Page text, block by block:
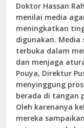
Doktor Hassan
menilai media
meningkatkan
digunakan. Media
terbuka dalam
dan menjaga
Pouya, Direktur
menyinggung
berada di tangan
Oleh karenanya
mereka